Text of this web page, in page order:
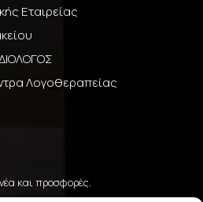
Εταιρείας
Λογοθεραπείας
και προσφορές.